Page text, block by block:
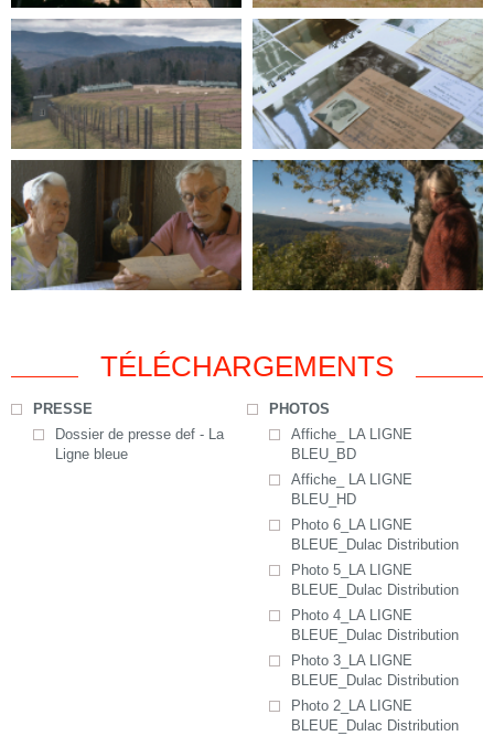
TÉLÉCHARGEMENTS
PRESSE
Dossier de presse def - La
Ligne bleue
PHOTOS
Affiche_ LA LIGNE
BLEU_BD
Affiche_ LA LIGNE
BLEU_HD
Photo 6_LA LIGNE
BLEUE_Dulac Distribution
Photo 5_LA LIGNE
BLEUE_Dulac Distribution
Photo 4_LA LIGNE
BLEUE_Dulac Distribution
Photo 3_LA LIGNE
BLEUE_Dulac Distribution
Photo 2_LA LIGNE
BLEUE_Dulac Distribution